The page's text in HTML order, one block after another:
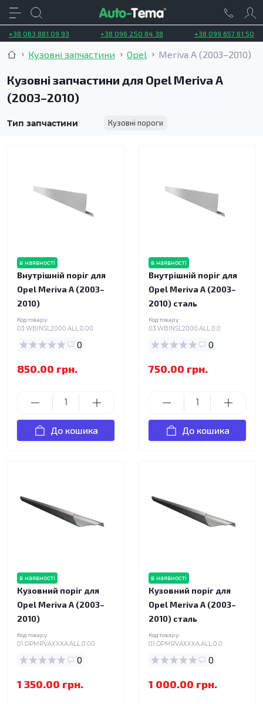
+38 063 881 09 93 +38 096 250 84 38 +38 099 657 61 50
Кузовні запчастини Opel Meriva A (2003–2010)
Кузовні запчастини для Opel Meriva A
(2003–2010)
Тип запчастини Кузовні пороги
в наявності
Внутрішній поріг для
Opel Meriva A (2003–
2010)
Код товару:
03.WBINSL2000.ALL.0.00
0
850.00 грн.
До кошика
в наявності
Внутрішній поріг для
Opel Meriva A (2003–
2010) сталь
Код товару:
03.WBINSL2000.ALL.0.0
0
750.00 грн.
До кошика
в наявності
Кузовний поріг для
Opel Meriva A (2003–
2010)
Код товару:
01.OPMRVAXXXA.ALL.0.00
0
1 350.00 грн.
в наявності
Кузовний поріг для
Opel Meriva A (2003–
2010) сталь
Код товару:
01.OPMRVAXXXA.ALL.0.0
0
1 000.00 грн.